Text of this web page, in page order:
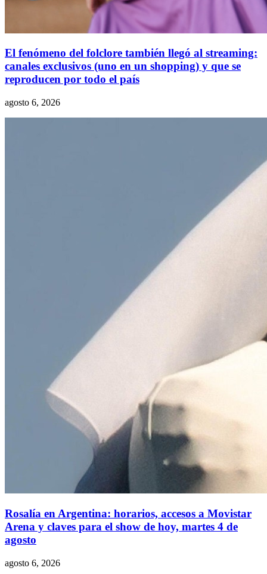
El fenómeno del folclore también llegó al streaming:
canales exclusivos (uno en un shopping) y que se
reproducen por todo el país
agosto 6, 2026
Rosalía en Argentina: horarios, accesos a Movistar
Arena y claves para el show de hoy, martes 4 de
agosto
agosto 6, 2026